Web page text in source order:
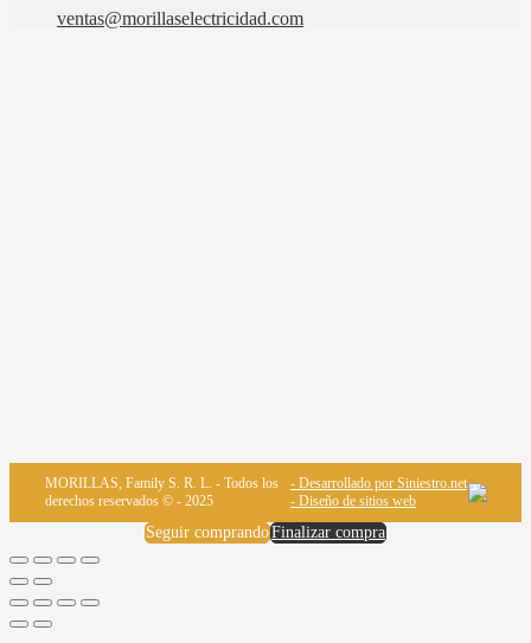
ventas@morillaselectricidad.com
MORILLAS, Family S. R. L. - Todos los
derechos reservados © - 2025
- Desarrollado por Siniestro.net
- Diseño de sitios web
Finalizar compra
Seguir comprando